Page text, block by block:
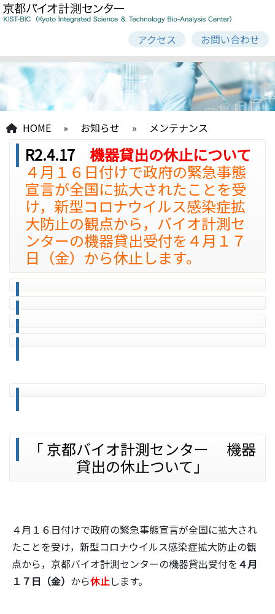
お問い合わせ
アクセス
HOME » お知らせ » メンテナンス
R2.4.17 機器貸出の休止について
４月１６日付けで政府の緊急事態
宣言が全国に拡大されたことを受
け，新型コロナウイルス感染症拡
大防止の観点から，バイオ計測セ
ンターの機器貸出受付を４月１７
日（金）から休止します。
「 京都バイオ計測センター 機器
貸出の休止ついて」
４月１６日付けで政府の緊急事態宣言が全国に拡大され
たことを受け，新型コロナウイルス感染症拡大防止の観
点から， 京都バイオ計測センターの機器貸出受付を ４月
１７日（金） から休止します。